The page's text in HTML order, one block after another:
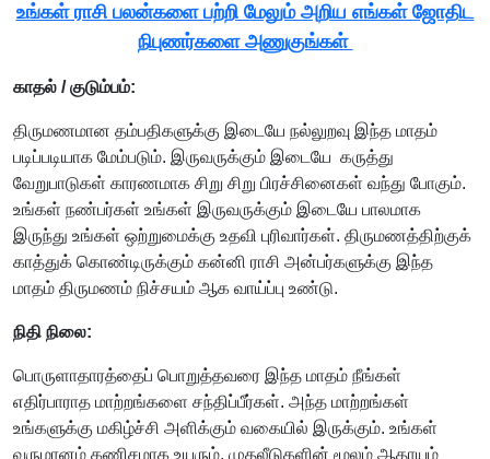
உங்கள் ராசி பலன்களை பற்றி மேலும் அறிய எங்கள் ஜோதிட
நிபுணர்களை அணுகுங்கள்
காதல் / குடும்பம்:
திருமணமான தம்பதிகளுக்கு இடையே நல்லுறவு இந்த மாதம்
படிப்படியாக மேம்படும். இருவருக்கும் இடையே கருத்து
வேறுபாடுகள் காரணமாக சிறு சிறு பிரச்சினைகள் வந்து போகும்.
உங்கள் நண்பர்கள் உங்கள் இருவருக்கும் இடையே பாலமாக
இருந்து உங்கள் ஒற்றுமைக்கு உதவி புரிவார்கள். திருமணத்திற்குக்
காத்துக் கொண்டிருக்கும் கன்னி ராசி அன்பர்களுக்கு இந்த
மாதம் திருமணம் நிச்சயம் ஆக வாய்ப்பு உண்டு.
நிதி நிலை:
பொருளாதாரத்தைப் பொறுத்தவரை இந்த மாதம் நீங்கள்
எதிர்பாராத மாற்றங்களை சந்திப்பீர்கள். அந்த மாற்றங்கள்
உங்களுக்கு மகிழ்ச்சி அளிக்கும் வகையில் இருக்கும். உங்கள்
வருமானம் கணிசமாக உயரும். முதலீடுகளின் மூலம் ஆதாயம்